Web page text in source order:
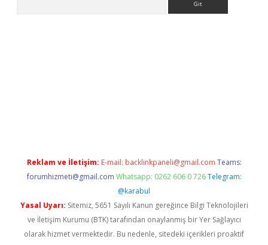
Reklam ve İletişim: E-mail: backlinkpaneli@gmail.com Teams:
forumhizmeti@gmail.com Whatsapp: 0262 606 0 726 Telegram:
@karabul
Yasal Uyarı: Sitemiz, 5651 Sayılı Kanun gereğince Bilgi Teknolojileri
ve İletişim Kurumu (BTK) tarafından onaylanmış bir Yer Sağlayıcı
olarak hizmet vermektedir. Bu nedenle, sitedeki içerikleri proaktif